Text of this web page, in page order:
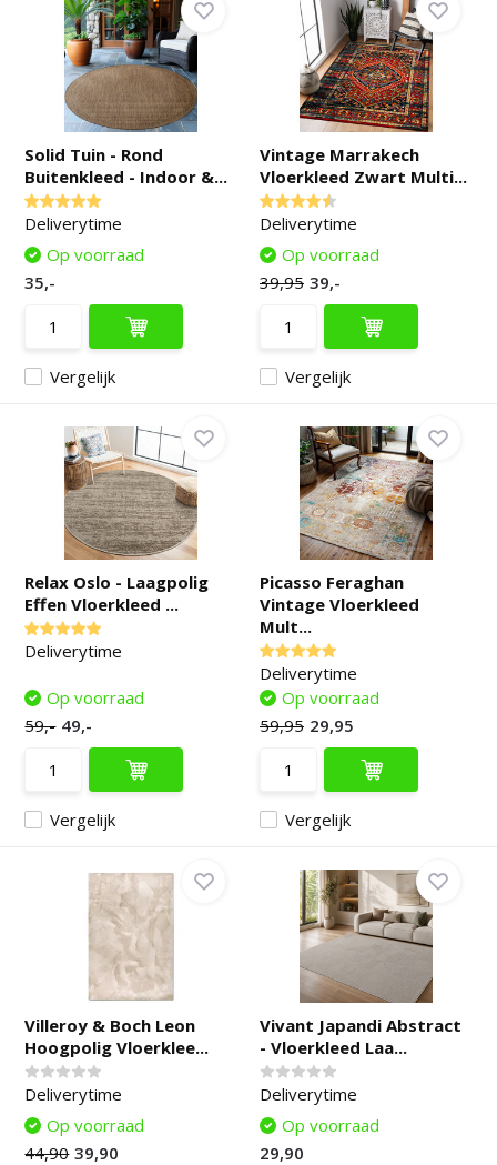
Solid Tuin - Rond
Buitenkleed - Indoor &...
Deliverytime
Vergelijk
Op voorraad
35,-
Vintage Marrakech
Vloerkleed Zwart Multi...
Deliverytime
Vergelijk
Op voorraad
39,95 39,-
Relax Oslo - Laagpolig
Effen Vloerkleed ...
Deliverytime
Vergelijk
Op voorraad
59,- 49,-
Picasso Feraghan
Vintage Vloerkleed
Mult...
Deliverytime
Vergelijk
Op voorraad
59,95 29,95
Villeroy & Boch Leon
Hoogpolig Vloerklee...
Deliverytime
Op voorraad
44,90 39,90
Vivant Japandi Abstract
- Vloerkleed Laa...
Deliverytime
Op voorraad
29,90